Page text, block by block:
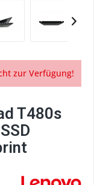
zur Verfügung!
T480s